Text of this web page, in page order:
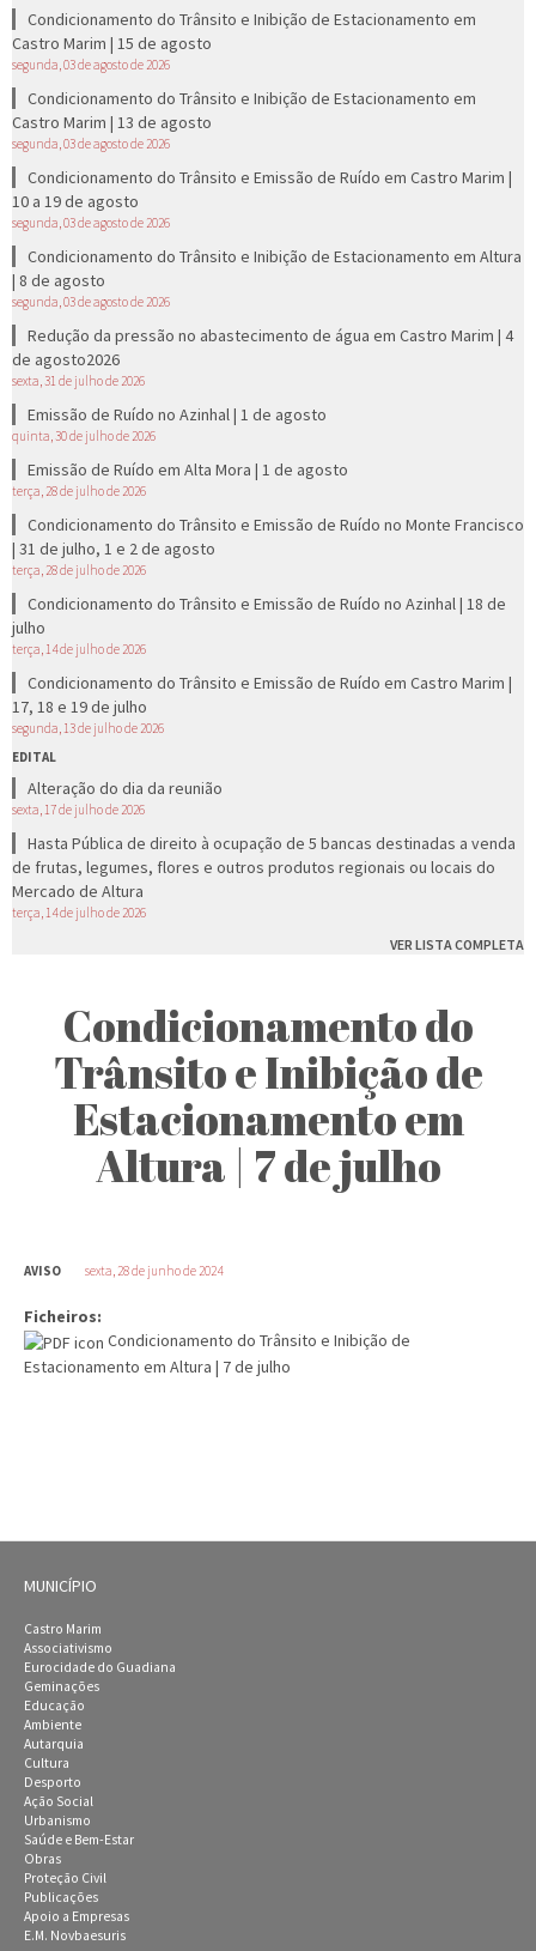
Condicionamento do Trânsito e Inibição de Estacionamento em
Castro Marim | 15 de agosto
segunda, 03 de agosto de 2026
Condicionamento do Trânsito e Inibição de Estacionamento em
Castro Marim | 13 de agosto
segunda, 03 de agosto de 2026
Condicionamento do Trânsito e Emissão de Ruído em Castro Marim |
10 a 19 de agosto
segunda, 03 de agosto de 2026
Condicionamento do Trânsito e Inibição de Estacionamento em Altura
| 8 de agosto
segunda, 03 de agosto de 2026
Redução da pressão no abastecimento de água em Castro Marim | 4
de agosto2026
sexta, 31 de julho de 2026
Emissão de Ruído no Azinhal | 1 de agosto
quinta, 30 de julho de 2026
Emissão de Ruído em Alta Mora | 1 de agosto
terça, 28 de julho de 2026
Condicionamento do Trânsito e Emissão de Ruído no Monte Francisco
| 31 de julho, 1 e 2 de agosto
terça, 28 de julho de 2026
Condicionamento do Trânsito e Emissão de Ruído no Azinhal | 18 de
julho
terça, 14 de julho de 2026
Condicionamento do Trânsito e Emissão de Ruído em Castro Marim |
17, 18 e 19 de julho
segunda, 13 de julho de 2026
EDITAL
Alteração do dia da reunião
sexta, 17 de julho de 2026
Hasta Pública de direito à ocupação de 5 bancas destinadas a venda
de frutas, legumes, flores e outros produtos regionais ou locais do
Mercado de Altura
terça, 14 de julho de 2026
VER LISTA COMPLETA
Condicionamento do
Trânsito e Inibição de
Estacionamento em
Altura | 7 de julho
AVISO sexta, 28 de junho de 2024
Ficheiros:
Condicionamento do Trânsito e Inibição de
Estacionamento em Altura | 7 de julho
MUNICÍPIO
Castro Marim
Associativismo
Eurocidade do Guadiana
Geminações
Educação
Ambiente
Autarquia
Cultura
Desporto
Ação Social
Urbanismo
Saúde e Bem-Estar
Obras
Proteção Civil
Publicações
Apoio a Empresas
E.M. Novbaesuris